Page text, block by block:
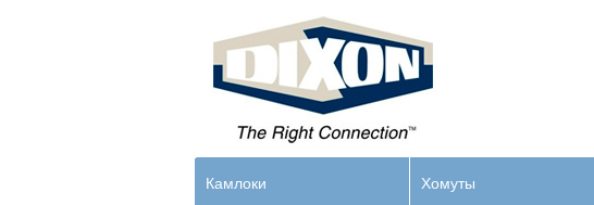
Камлоки Хомуты